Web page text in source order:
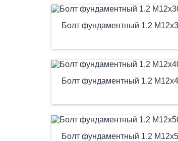
Болт фундаментный 1.2
Болт фундаментный 1.2
Болт фундаментный 1.2